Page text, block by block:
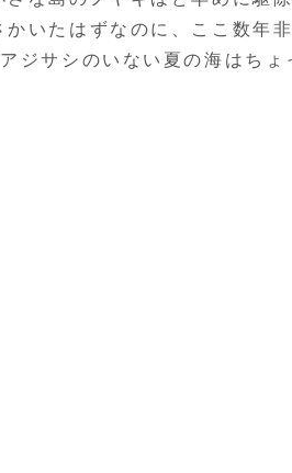
いたはずなのに、ここ数年非
ジサシのいない夏の海はちょ